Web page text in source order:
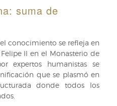
suma de
conocimiento se refleja en
II en el Monasterio de
expertos humanistas se
que se plasmó en
donde todos los